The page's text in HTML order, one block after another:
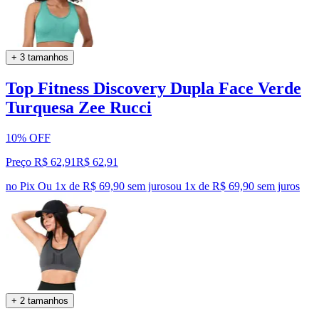
+ 3 tamanhos
Top Fitness Discovery Dupla Face Verde
Turquesa Zee Rucci
10% OFF
Preço R$ 62,91R$ 62,91
no Pix Ou 1x de R$ 69,90 sem jurosou 1x de R$ 69,90 sem juros
+ 2 tamanhos